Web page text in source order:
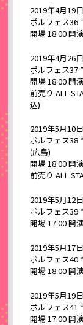
2019年4月19
ポルフェス36
開場 18:00 開
2019年4月26
ポルフェス37
開場 18:00 開
前売り ALL
込)
2019年5月10
ポルフェス38
(広島)
開場 18:00 開
前売り ALL
2019年5月12
ポルフェス39
開場 17:00 開
2019年5月17
ポルフェス40
開場 18:00 開
2019年5月19
ポルフェス41
開場 17:00 開